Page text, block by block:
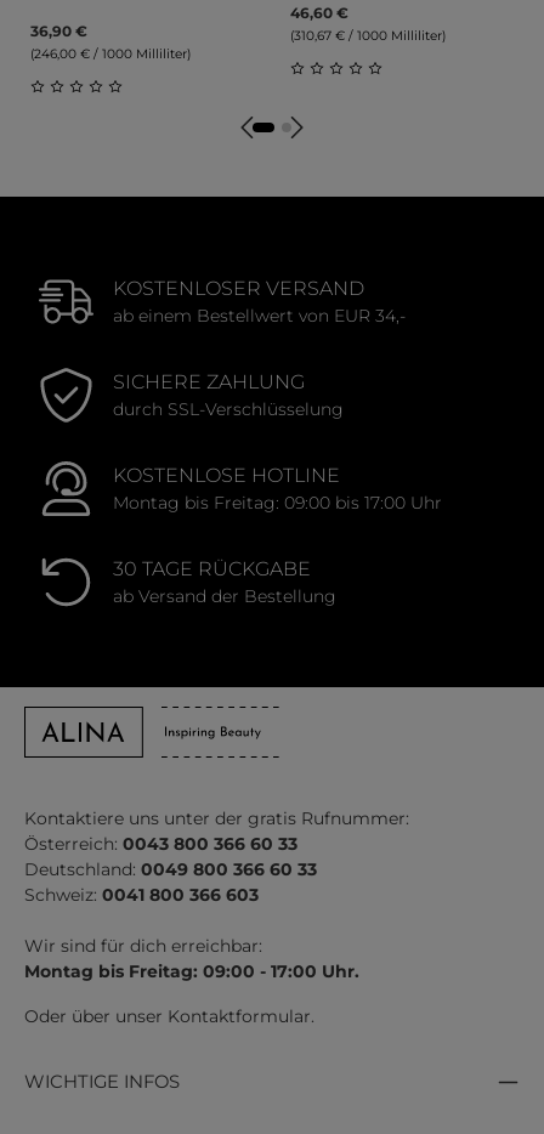
36,90 €
(246,00 € / 1000 Milliliter)
Durchschnittliche Bewertung von 0 von 5 Sternen
46,60 €
(310,67 € / 1000 Milliliter)
KOSTENLOSER VERSAND
ab einem Bestellwert von EUR 34,-
SICHERE ZAHLUNG
durch SSL-Verschlüsselung
KOSTENLOSE HOTLINE
Montag bis Freitag: 09:00 bis 17:00 Uhr
30 TAGE RÜCKGABE
ab Versand der Bestellung
Kontaktiere uns unter der gratis Rufnummer:
Österreich: 0043 800 366 60 33
Deutschland: 0049 800 366 60 33
Schweiz: 0041 800 366 603
Wir sind für dich erreichbar:
Montag bis Freitag: 09:00 - 17:00 Uhr.
Oder über unser Kontaktformular.
WICHTIGE INFOS